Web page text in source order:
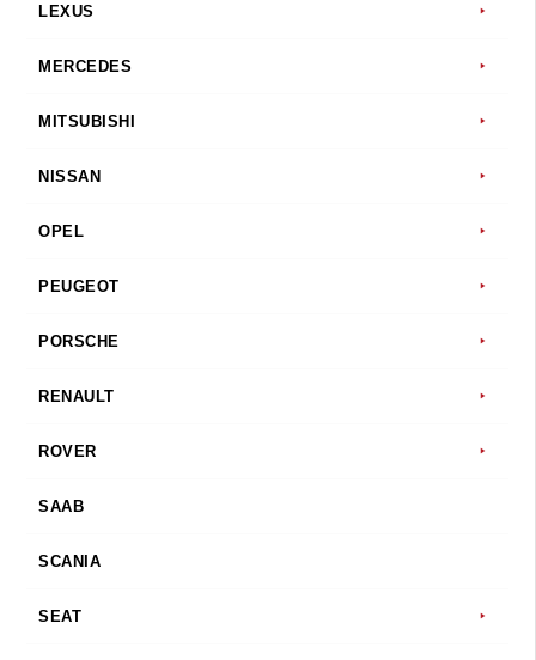
LEXUS
MERCEDES
MITSUBISHI
NISSAN
OPEL
PEUGEOT
PORSCHE
RENAULT
ROVER
SAAB
SCANIA
SEAT